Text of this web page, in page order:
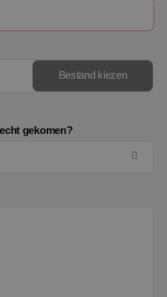
Bestand kiezen
gekomen?
website mogelijk, zoals
accountbeheer. De
gebruikt zonder de
PHP.net